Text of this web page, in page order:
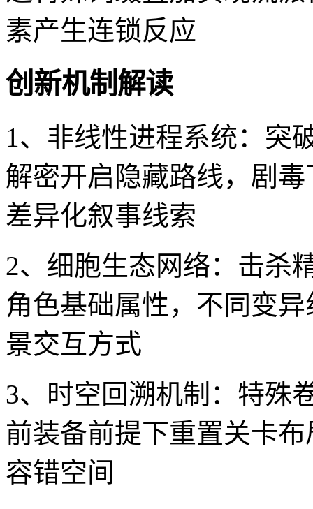
素产生连锁反应
创新机制解读
1、非线性进程系统：突
解密开启隐藏路线，剧
差异化叙事线索
2、细胞生态网络：击杀
角色基础属性，不同变
景交互方式
3、时空回溯机制：特殊
前装备前提下重置关卡
容错空间